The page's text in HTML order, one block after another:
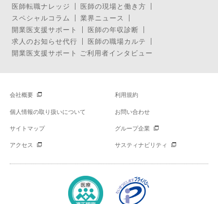
医師転職ナレッジ
医師の現場と働き方
スペシャルコラム
業界ニュース
開業医支援サポート
医師の年収診断
求人のお知らせ代行
医師の職場カルテ
開業医支援サポート ご利用者インタビュー
会社概要 利用規約
個人情報の取り扱いについて お問い合わせ
サイトマップ グループ企業
アクセス サスティナビリティ